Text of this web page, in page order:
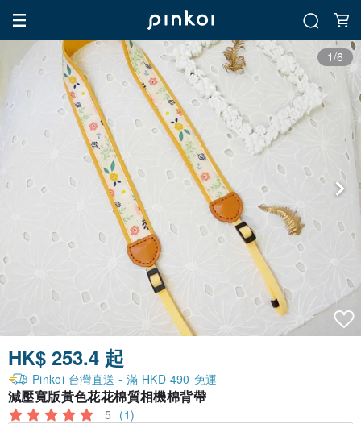
1/6
HK$ 253.4 起
Pinkoi 台灣直送 - 滿 HKD 490 免運
減壓寬版黃色花花棉質相機棉背帶
5 (1)